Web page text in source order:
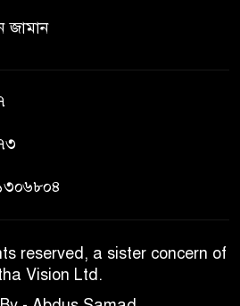
জামান
reserved, a sister concern of
Vision Ltd.